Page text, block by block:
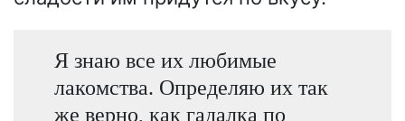
Я знаю все их любимые
лакомства. Определяю их так
же верно, как гадалка по